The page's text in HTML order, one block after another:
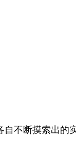
不断摸索出